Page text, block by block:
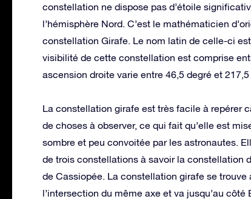
constellation ne dispose pas d’étoile
l’hémisphère Nord. C’est le mathématicien
constellation Girafe. Le nom latin de celle-ci
visibilité de cette constellation est comprise
ascension droite varie entre 46,5 degré et 217,5
La constellation girafe est très facile à repérer
de choses à observer, ce qui fait qu’elle est
sombre et peu convoitée par les astronautes.
de trois constellations à savoir la constellation
de Cassiopée. La constellation girafe se
l’intersection du même axe et va jusqu’au